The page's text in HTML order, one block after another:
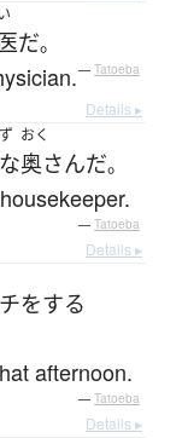
だ。
— Tatoeba
Details ▸
おく
奥さんだ。
— Tatoeba
Details ▸
をする
afternoon.
— Tatoeba
Details ▸